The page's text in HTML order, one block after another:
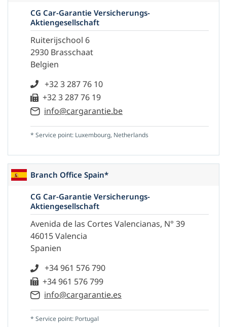
CG Car-Garantie Versicherungs-
Aktiengesellschaft
Ruiterijschool 6
2930 Brasschaat
Belgien
+32 3 287 76 10
+32 3 287 76 19
info@cargarantie.be
* Service point: Luxembourg, Netherlands
Branch Office Spain*
CG Car-Garantie Versicherungs-
Aktiengesellschaft
Avenida de las Cortes Valencianas, N° 39
46015 Valencia
Spanien
+34 961 576 790
+34 961 576 799
info@cargarantie.es
* Service point: Portugal